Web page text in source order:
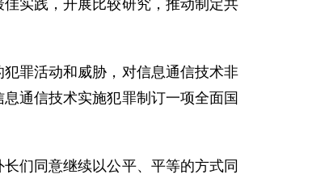
实践，开展比较研究，推动制定共
罪活动和威胁，对信息通信技术非
通信技术实施犯罪制订一项全面国
们同意继续以公平、平等的方式同